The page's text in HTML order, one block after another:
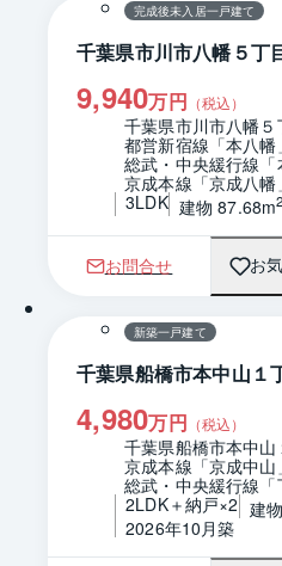
完成後未入居一戸建て
千葉県市川市八幡５丁
9,940万円 （税込）
千葉県市川市八幡５
都営新宿線「本八
総武・中央緩行線
京成本線「京成八
3LDK 建物 87.68m2
お問合せ お
新築一戸建て
千葉県船橋市本中山１
4,980万円 （税込）
千葉県船橋市本中山
京成本線「京成中
総武・中央緩行線
2LDK＋納戸×2 建
2026年10月築